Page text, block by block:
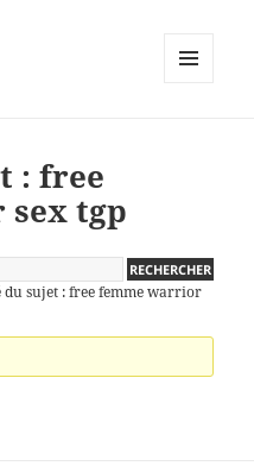
: free
tgp
du sujet : free femme warrior